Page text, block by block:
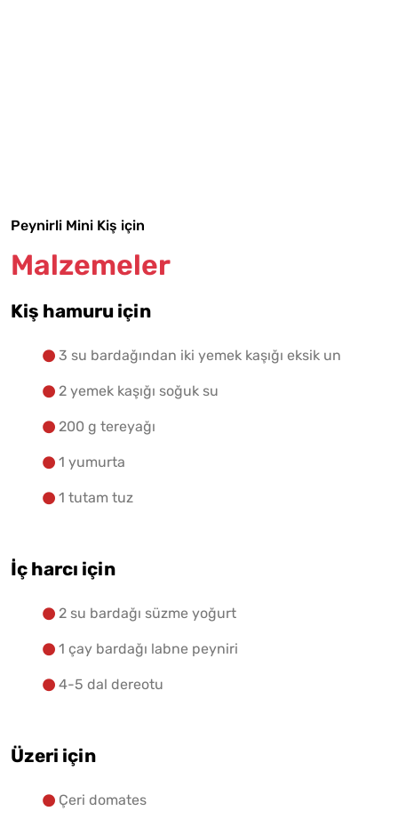
Peynirli Mini Kiş için
Malzemeler
Kiş hamuru için
3 su bardağından iki yemek kaşığı eksik un
2 yemek kaşığı soğuk su
200 g tereyağı
1 yumurta
1 tutam tuz
İç harcı için
2 su bardağı süzme yoğurt
1 çay bardağı labne peyniri
4-5 dal dereotu
Üzeri için
Çeri domates